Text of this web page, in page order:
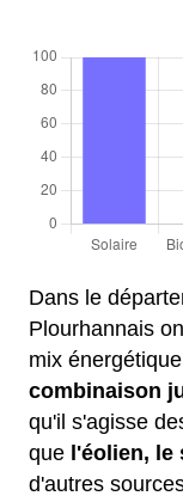
Dans le
Plourhannais
mix
combinaison
qu'il s'agisse
que l'éolien,
d'autres